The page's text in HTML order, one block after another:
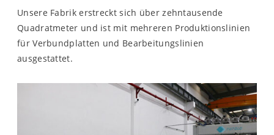
Unsere Fabrik erstreckt sich über zehntausende
Quadratmeter und ist mit mehreren Produktionslinien
für Verbundplatten und Bearbeitungslinien
ausgestattet.